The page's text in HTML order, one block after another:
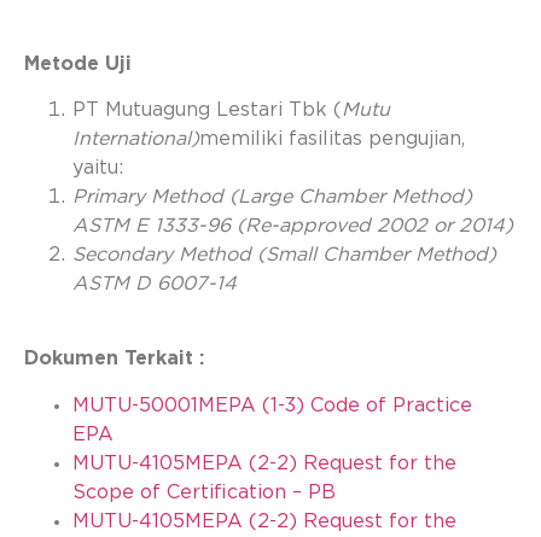
Metode Uji
PT Mutuagung Lestari Tbk ( Mutu
International)memiliki fasilitas pengujian,
yaitu:
Primary Method (Large Chamber Method)
ASTM E 1333-96 (Re-approved 2002 or 2014)
Secondary Method (Small Chamber Method)
ASTM D 6007-14
Dokumen Terkait :
MUTU-50001MEPA (1-3) Code of Practice
EPA
MUTU-4105MEPA (2-2) Request for the
Scope of Certification – PB
MUTU-4105MEPA (2-2) Request for the